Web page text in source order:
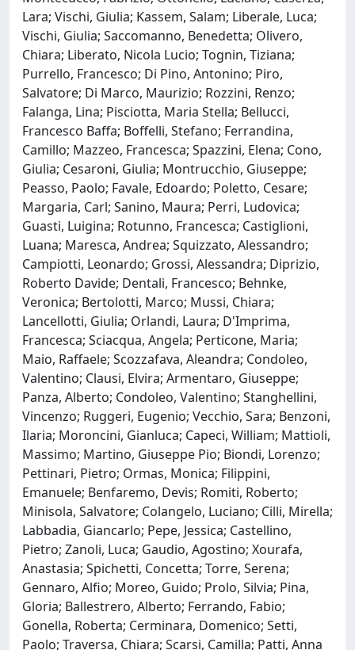
Lara; Vischi, Giulia; Kassem, Salam; Liberale, Luca;
Vischi, Giulia; Saccomanno, Benedetta; Olivero,
Chiara; Liberato, Nicola Lucio; Tognin, Tiziana;
Purrello, Francesco; Di Pino, Antonino; Piro,
Salvatore; Di Marco, Maurizio; Rozzini, Renzo;
Falanga, Lina; Pisciotta, Maria Stella; Bellucci,
Francesco Baffa; Boffelli, Stefano; Ferrandina,
Camillo; Mazzeo, Francesca; Spazzini, Elena; Cono,
Giulia; Cesaroni, Giulia; Montrucchio, Giuseppe;
Peasso, Paolo; Favale, Edoardo; Poletto, Cesare;
Margaria, Carl; Sanino, Maura; Perri, Ludovica;
Guasti, Luigina; Rotunno, Francesca; Castiglioni,
Luana; Maresca, Andrea; Squizzato, Alessandro;
Campiotti, Leonardo; Grossi, Alessandra; Diprizio,
Roberto Davide; Dentali, Francesco; Behnke,
Veronica; Bertolotti, Marco; Mussi, Chiara;
Lancellotti, Giulia; Orlandi, Laura; D'Imprima,
Francesca; Sciacqua, Angela; Perticone, Maria;
Maio, Raffaele; Scozzafava, Aleandra; Condoleo,
Valentino; Clausi, Elvira; Armentaro, Giuseppe;
Panza, Alberto; Condoleo, Valentino; Stanghellini,
Vincenzo; Ruggeri, Eugenio; Vecchio, Sara; Benzoni,
Ilaria; Moroncini, Gianluca; Capeci, William; Mattioli,
Massimo; Martino, Giuseppe Pio; Biondi, Lorenzo;
Pettinari, Pietro; Ormas, Monica; Filippini,
Emanuele; Benfaremo, Devis; Romiti, Roberto;
Minisola, Salvatore; Colangelo, Luciano; Cilli, Mirella;
Labbadia, Giancarlo; Pepe, Jessica; Castellino,
Pietro; Zanoli, Luca; Gaudio, Agostino; Xourafa,
Anastasia; Spichetti, Concetta; Torre, Serena;
Gennaro, Alfio; Moreo, Guido; Prolo, Silvia; Pina,
Gloria; Ballestrero, Alberto; Ferrando, Fabio;
Gonella, Roberta; Cerminara, Domenico; Setti,
Paolo; Traversa, Chiara; Scarsi, Camilla; Patti, Anna